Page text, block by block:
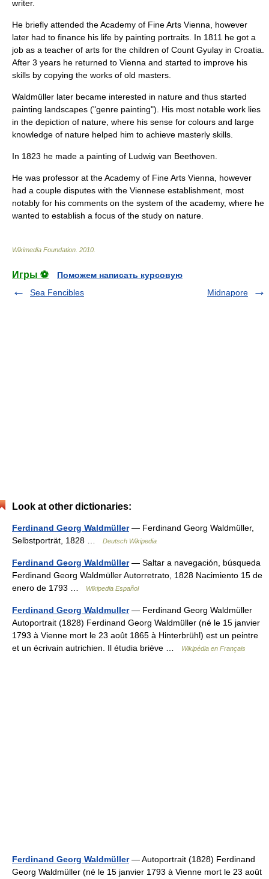
writer.
He briefly attended theAcademy of Fine Arts Vienna , however
later had to finance his life by painting portraits. In 1811 he got a
job as a teacher of arts for the children of Count Gyulay in Croatia
After 3 years he returned to Vienna and started to improve his
skills by copying the works of old masters.
Waldmüller later became interested in nature and thus started
painting landscapes ("genre painting"). His most notable work lies
in the depiction of nature, where his sense for colours and large
knowledge of nature helped him to achieve masterly skills.
In 1823 he made a painting of Ludwig van Beethoven
He was professor at theAcademy of Fine Arts Vienna , however
had a couple disputes with the Viennese establishment, most
notably for his comments on the system of the academy, where he
wanted to establish a focus of the study on nature.
Wikimedia Foundation 2010
Игры ⚽
Поможем написать курсовую
Sea Fencibles
Midnapore
Look at other dictionaries:
Ferdinand Georg Waldmüller— Ferdinand Georg Waldmüller,
Selbstporträt, 1828 …
Deutsch Wikipedia
Ferdinand Georg Waldmüller— Saltar a navegación, búsqueda
Ferdinand Georg Waldmüller Autorretrato, 1828 Nacimiento 15 de
enero de 1793 …
Wikipedia Español
Ferdinand Georg Waldmuller— Ferdinand Georg Waldmüller
Autoportrait (1828) Ferdinand Georg Waldmüller (né le 15 janvier
1793 à Vienne mort le 23 août 1865 à Hinterbrühl) est un peintre
et un écrivain autrichien. Il étudia briève …
Wikipédia en Français
Ferdinand Georg Waldmüller— Autoportrait (1828) Ferdinand
Georg Waldmüller (né le 15 janvier 1793 à Vienne mort le 23 août